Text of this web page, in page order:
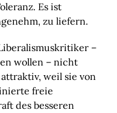
Es ist
zu liefern.
–
wollen – nicht
weil sie von
freie
des besseren